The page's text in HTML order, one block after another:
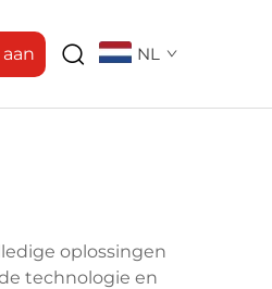
NL
oplossingen
technologie en